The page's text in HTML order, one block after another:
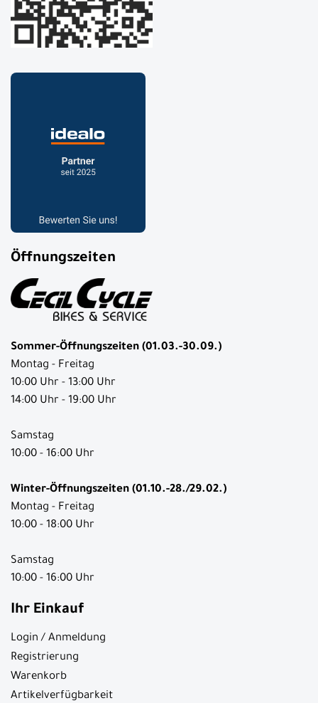
Öffnungszeiten
Sommer-Öffnungszeiten (01.03.-30.09.)
Montag - Freitag
10:00 Uhr - 13:00 Uhr
14:00 Uhr - 19:00 Uhr
Samstag
10:00 - 16:00 Uhr
Winter-Öffnungszeiten (01.10.-28./29.02.)
Montag - Freitag
10:00 - 18:00 Uhr
Samstag
10:00 - 16:00 Uhr
Ihr Einkauf
Login / Anmeldung
Registrierung
Warenkorb
Artikelverfügbarkeit